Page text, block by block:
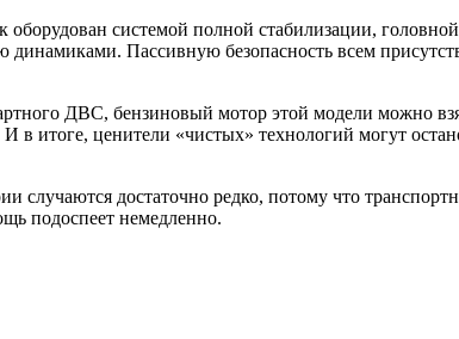
оборудован системой полной стабилизации,
Пассивную безопасность всем
ДВС, бензиновый мотор этой модели можно
в итоге, ценители «чистых» технологий могут
достаточно редко, потому что
подоспеет немедленно.